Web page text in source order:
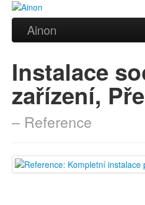
Ainon
Služby
Reference
Videa
Partneři
Instalace
zařízení,
– Reference